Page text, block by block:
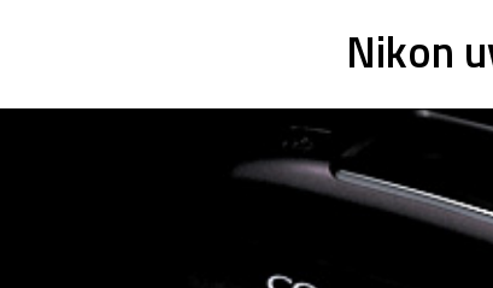
Nikon